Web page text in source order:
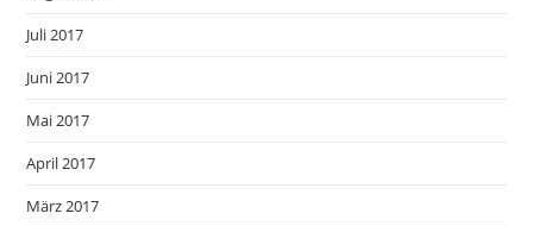
Juli 2017
Juni 2017
Mai 2017
April 2017
März 2017